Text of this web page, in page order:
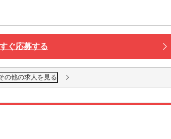
すぐ応募する
の他の求人を見る